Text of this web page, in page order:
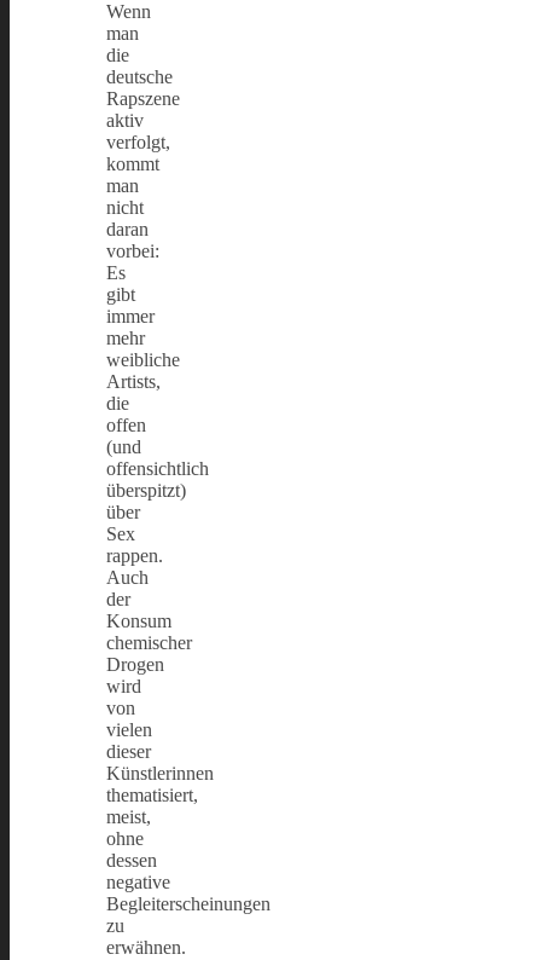
Wenn
man
die
deutsche
Rapszene
aktiv
verfolgt,
kommt
man
nicht
daran
vorbei:
Es
gibt
immer
mehr
weibliche
Artists,
die
offen
(und
offensichtlich
überspitzt)
über
Sex
rappen.
Auch
der
Konsum
chemischer
Drogen
wird
von
vielen
dieser
Künstlerinnen
thematisiert,
meist,
ohne
dessen
negative
Begleiterscheinungen
zu
erwähnen.